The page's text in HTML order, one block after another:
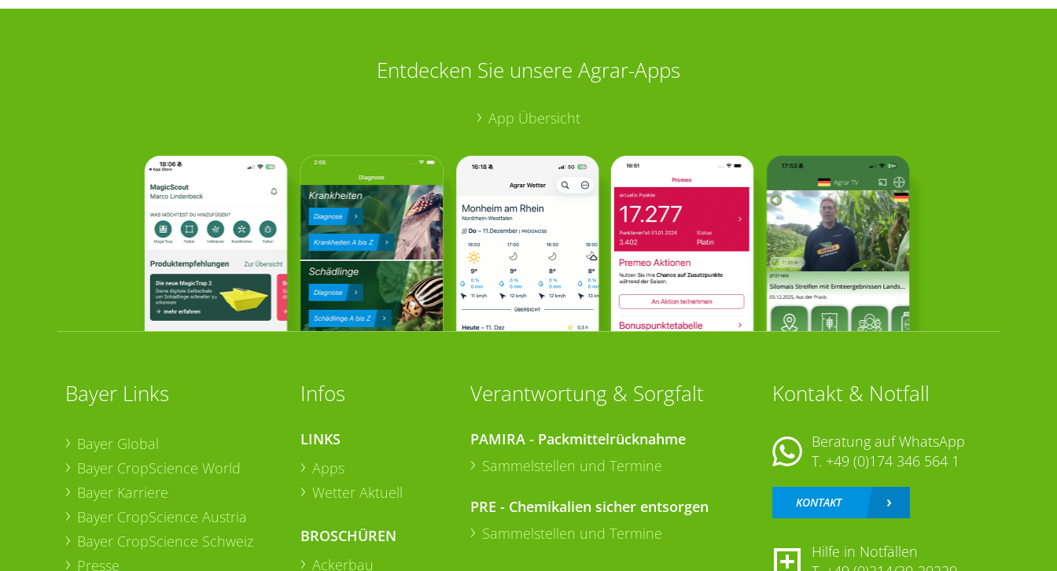
Entdecken Sie unsere Agrar-Apps
App Übersicht
Bayer Links
Bayer Global
Bayer CropScience World
Bayer Karriere
Bayer CropScience Austria
Bayer CropScience Schweiz
Presse
Infos
LINKS
Apps
Wetter Aktuell
BROSCHÜREN
Ackerbau
Verantwortung & Sorgfalt
PAMIRA - Packmittelrücknahme
Sammelstellen und Termine
PRE - Chemikalien sicher entsorgen
Sammelstellen und Termine
Kontakt & Notfall
Beratung auf WhatsApp
T. +49 (0)174 346 564 1
KONTAKT
Hilfe in Notfällen